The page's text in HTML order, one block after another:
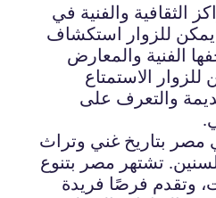
الثقافية والفنية في
للزوار استكشاف
الفنية والمعارض
للزوار الاستمتاع
والتعرف على
مصر بتاريخ غني وتراث
تشتهر مصر بتنوع
وتقدم فرصًا فريدة